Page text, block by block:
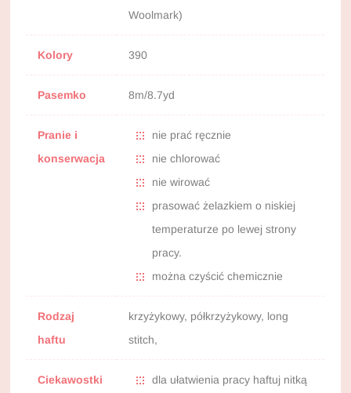
Woolmark)
Kolory 390
Pasemko 8m/8.7yd
Pranie i
konserwacja
nie prać ręcznie
nie chlorować
nie wirować
prasować żelazkiem o niskiej
temperaturze po lewej strony
pracy.
można czyścić chemicznie
Rodzaj
haftu
krzyżykowy, półkrzyżykowy, long
stitch,
Ciekawostki
dla ułatwienia pracy haftuj nitką